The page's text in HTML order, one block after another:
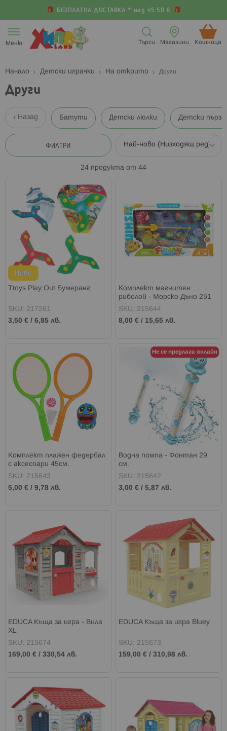
БЕЗПЛАТНА ДОСТАВКА * над 45.50 €
към
съдържанието
Меню Кошница (
Магазини
Търси
Начало Детски играчки На открито Други
Други
Назад Батути Детски люлки Детски
ФИЛТРИ
24 продукта от 44
Ново
Ttoys Play Out Бумеранг
SKU: 217261
3,50 € / 6,85 лв.
Комплект магнитен
риболов - Морско Дъно 2в1
SKU: 215644
8,00 € / 15,65 лв.
Комплект плажен федербал
с аксесоари 45см.
SKU: 215643
5,00 € / 9,78 лв.
Не се предлага онлайн
Водна помпа - Фонтан 29
см.
SKU: 215642
3,00 € / 5,87 лв.
EDUCA Къща за игра - Вила
XL
SKU: 215674
169,00 € / 330,54 лв.
EDUCA Къща за игра Bluey
SKU: 215673
159,00 € /310,98 лв.